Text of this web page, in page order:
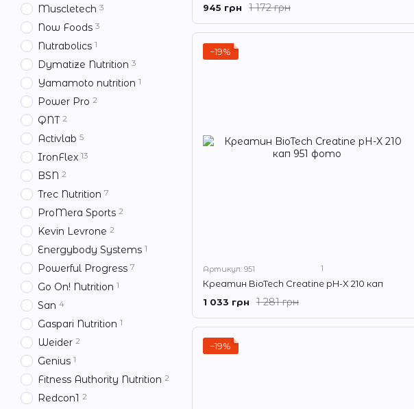
1 172 грн
945 грн
−19%
Артикул: 951 1
Креатин BioTech Creatine pH-X 210 кап
1 281 грн
1 033 грн
−19%
Muscletech 3
Now Foods 3
Nutrabolics 1
Dymatize Nutrition 3
Yamamoto nutrition 1
Power Pro 2
QNT 2
Activlab 5
IronFlex 13
BSN 2
Trec Nutrition 7
ProMera Sports 2
Kevin Levrone 2
Energybody Systems 1
Powerful Progress 7
Go On! Nutrition 1
San 4
Gaspari Nutrition 1
Weider 2
Genius 1
Fitness Authority Nutrition 2
Redcon1 2